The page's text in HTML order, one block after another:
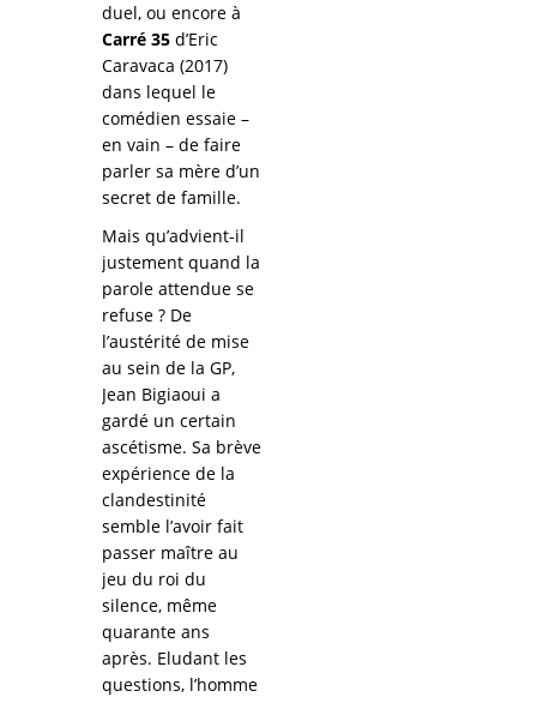
duel, ou encore à
Carré 35 d’Eric
Caravaca (2017)
dans lequel le
comédien essaie –
en vain – de faire
parler sa mère d’un
secret de famille.
Mais qu’advient-il
justement quand la
parole attendue se
refuse ? De
l’austérité de mise
au sein de la GP,
Jean Bigiaoui a
gardé un certain
ascétisme. Sa brève
expérience de la
clandestinité
semble l’avoir fait
passer maître au
jeu du roi du
silence, même
quarante ans
après. Eludant les
questions, l’homme